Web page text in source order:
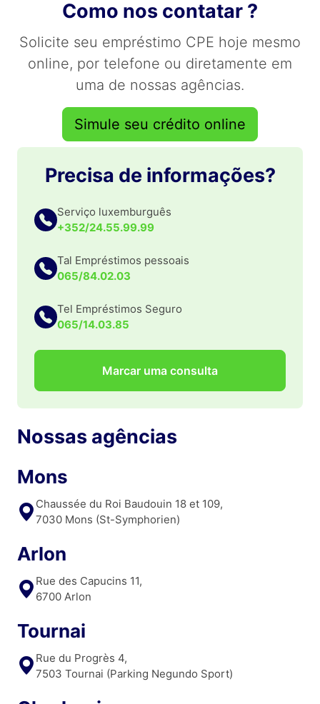
Como nos contatar ?
Solicite seu empréstimo CPE hoje mesmo
online, por telefone ou diretamente em
uma de nossas agências.
Simule seu crédito online
Precisa de informações?
Serviço luxemburguês
+352/24.55.99.99
Tal Empréstimos pessoais
065/84.02.03
Tel Empréstimos Seguro
065/14.03.85
Marcar uma consulta
Nossas agências
Mons
Chaussée du Roi Baudouin 18 et 109,
7030 Mons (St-Symphorien)
Arlon
Rue des Capucins 11,
6700 Arlon
Tournai
Rue du Progrès 4,
7503 Tournai (Parking Negundo Sport)